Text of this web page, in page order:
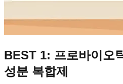
BEST 1: 프로바이오
성분 복합제